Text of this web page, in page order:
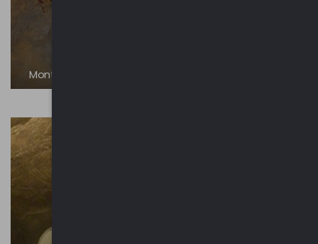
Monte San Giorgio - Patrimonio UNESCO dal 2010